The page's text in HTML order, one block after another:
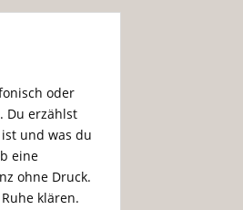
oder
Du erzählst
und was du
eine
ohne Druck.
klären.